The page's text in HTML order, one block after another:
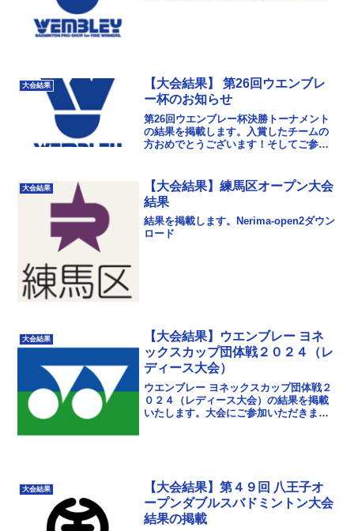
大会結果
【大会結果】 第26回ウエンブレ
ー杯のお知らせ
第26回ウエンブレー杯決勝トーナメント
の結果を掲載します。入賞したチームの
方おめでとうございます！そしてご参加
まで、手に汗握る白...
大会結果
【大会結果】練馬区オープン大会
結果
結果を掲載します。Nerima-open2ダウン
ロード
大会結果
【大会結果】ウエンブレー ヨネ
ックスカップ団体戦２０２４（レ
ディース大会）
ウエンブレー ヨネックスカップ団体戦２
０２４（レディース大会）の結果を掲載
いたします。大会にご参加いただきまし
大会結果
【大会結果】第４９回 八王子オ
ープンダブルスバドミントン大会
結果の掲載